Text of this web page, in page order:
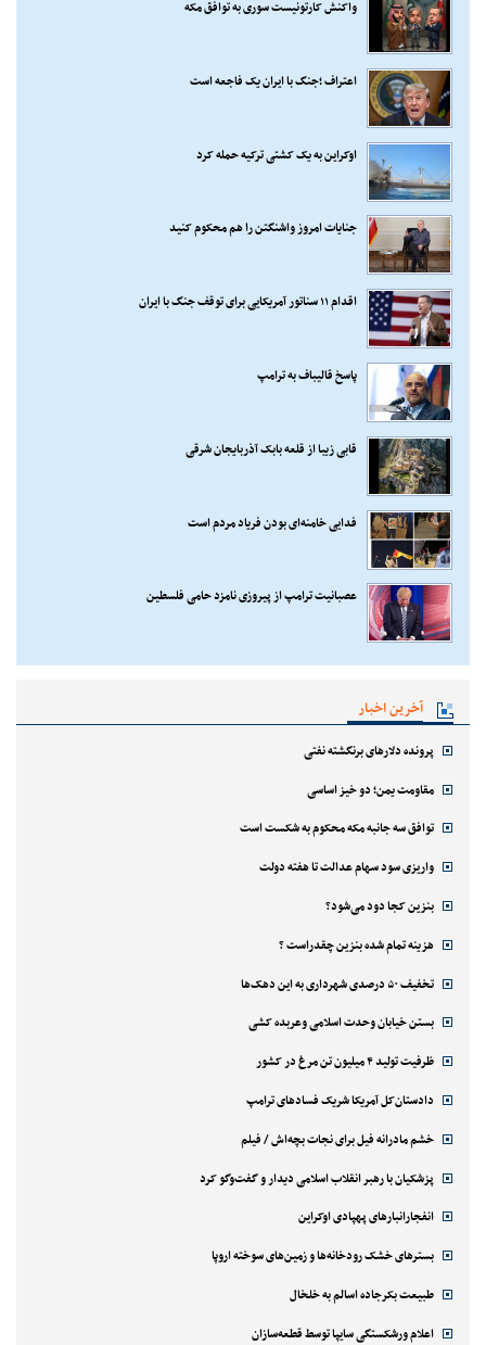
واکنش کارتونیست سوری به توافق مکه
اعتراف ؛جنگ با ایران یک فاجعه است
اوکراین به یک کشتی ترکیه حمله کرد
جنایات امروز واشنگتن را هم محکوم کنید
اقدام ۱۱ سناتور آمریکایی برای توقف جنگ با ایران
پاسخ قالیباف به ترامپ
قابی زیبا از قلعه بابک آذربایجان شرقی
فدایی خامنه‌ای بودن فریاد مردم است
عصبانیت ترامپ از پیروزی نامزد حامی فلسطین
آخرین اخبار
پرونده دلارهای برنگشته نفتی
مقاومت یمن؛ دو خیز اساسی
توافق سه جانبه مکه محکوم به شکست است
واریزی سود سهام عدالت تا هفته دولت
بنزین کجا دود می‌شود؟
هزینه تمام شده بنزین چقدراست ؟
تخفیف ۵۰ درصدی شهرداری به این دهک‌ها
بستن خیابان وحدت اسلامی وعربده کشی
ظرفیت تولید ۴ میلیون تن مرغ در کشور
دادستان‌کل آمریکا شریک فسادهای ترامپ
خشم مادرانه فیل برای نجات بچه‌اش / فیلم
پزشکیان با رهبر انقلاب اسلامی دیدار و گفت‌وگو کرد
انفجارانبارهای پهپادی اوکراین
بسترهای خشک رودخانه‌ها و زمین‌های سوخته اروپا
طبیعت بکرجاده اسالم به خلخال
اعلام ورشکستگی سایپا توسط قطعه‌سازان